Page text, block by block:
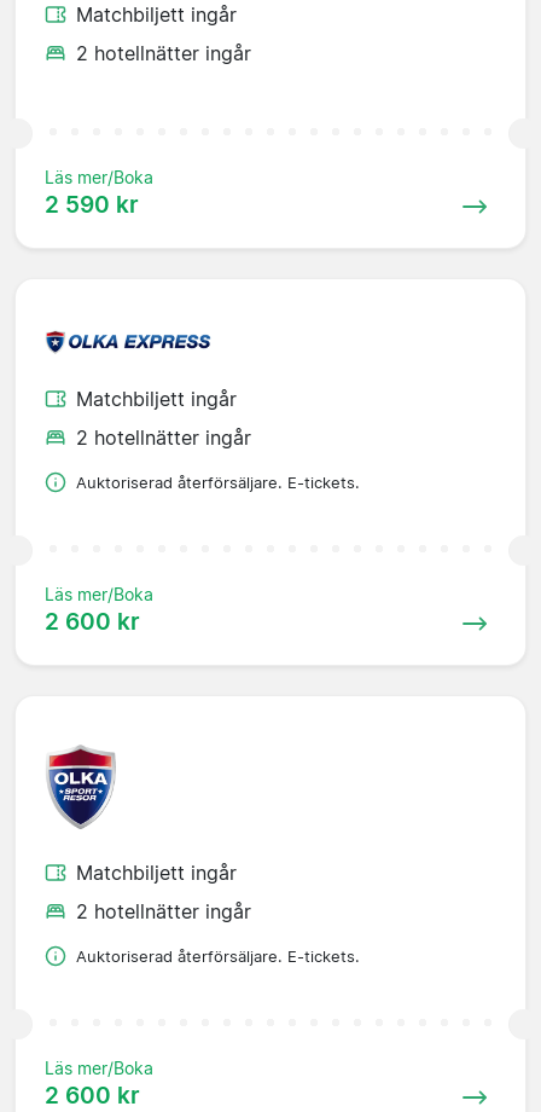
Matchbiljett ingår
2 hotellnätter ingår
Läs mer/Boka
2 590 kr
Matchbiljett ingår
2 hotellnätter ingår
Auktoriserad återförsäljare. E-tickets.
Läs mer/Boka
2 600 kr
Matchbiljett ingår
2 hotellnätter ingår
Auktoriserad återförsäljare. E-tickets.
Läs mer/Boka
2 600 kr